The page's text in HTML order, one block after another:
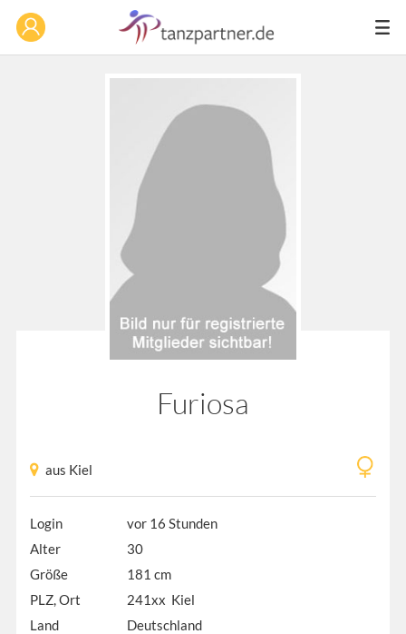
Furiosa
aus Kiel
Login
vor 16 Stunden
Alter
30
Größe
181 cm
PLZ, Ort
241xx Kiel
Land
Deutschland